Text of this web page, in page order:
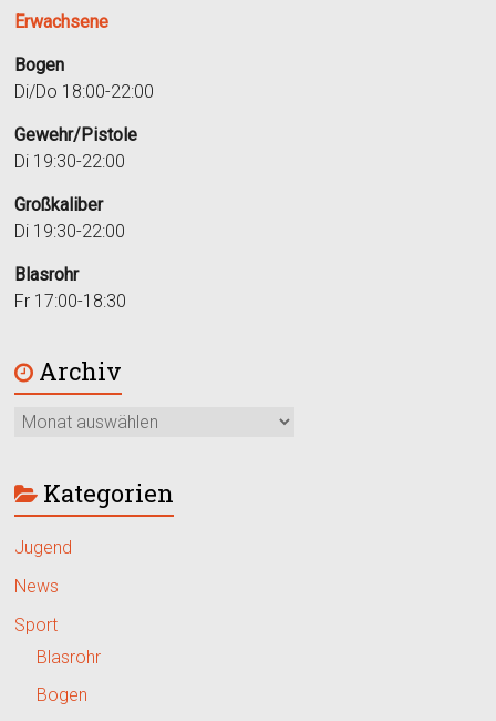
Erwachsene
Bogen
Di/Do 18:00-22:00
Gewehr/Pistole
Di 19:30-22:00
Großkaliber
Di 19:30-22:00
Blasrohr
Fr 17:00-18:30
Archiv
Kategorien
Jugend
News
Sport
Blasrohr
Bogen